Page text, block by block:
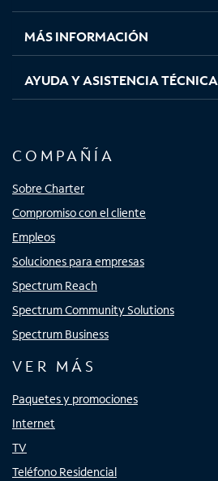
nuevanuevanuevanueva
MÁS INFORMACIÓN
AYUDA Y ASISTENCIA TÉCNICA
COMPAÑÍA
Sobre Charter
Compromiso con el cliente
Empleos
Soluciones para empresas
Spectrum Reach
Spectrum Community Solutions
Spectrum Business
VER MÁS
Paquetes y promociones
Internet
TV
Teléfono Residencial